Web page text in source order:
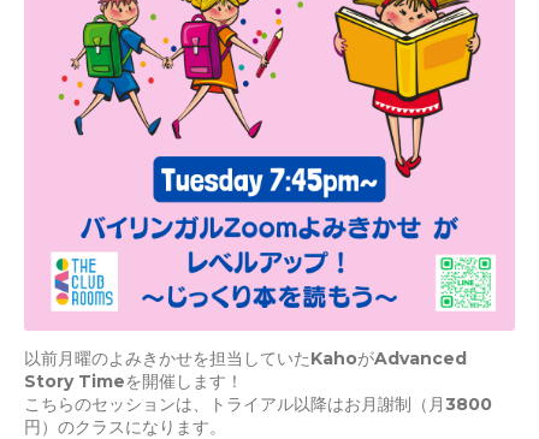
以前月曜のよみきかせを担当していたKahoがAdvanced
Story Timeを開催します！
こちらのセッションは、トライアル以降はお月謝制（月3800
円）のクラスになります。